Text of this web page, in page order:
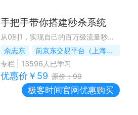
手把手带你搭建秒杀系统
从0到1，实现自己的百万级流量秒杀系统
佘志东
前京东交易平台（上海）负责人、资深架构师
专栏
13596 人已学习
优惠价￥ 59 原价：99
极客时间官网优惠购买